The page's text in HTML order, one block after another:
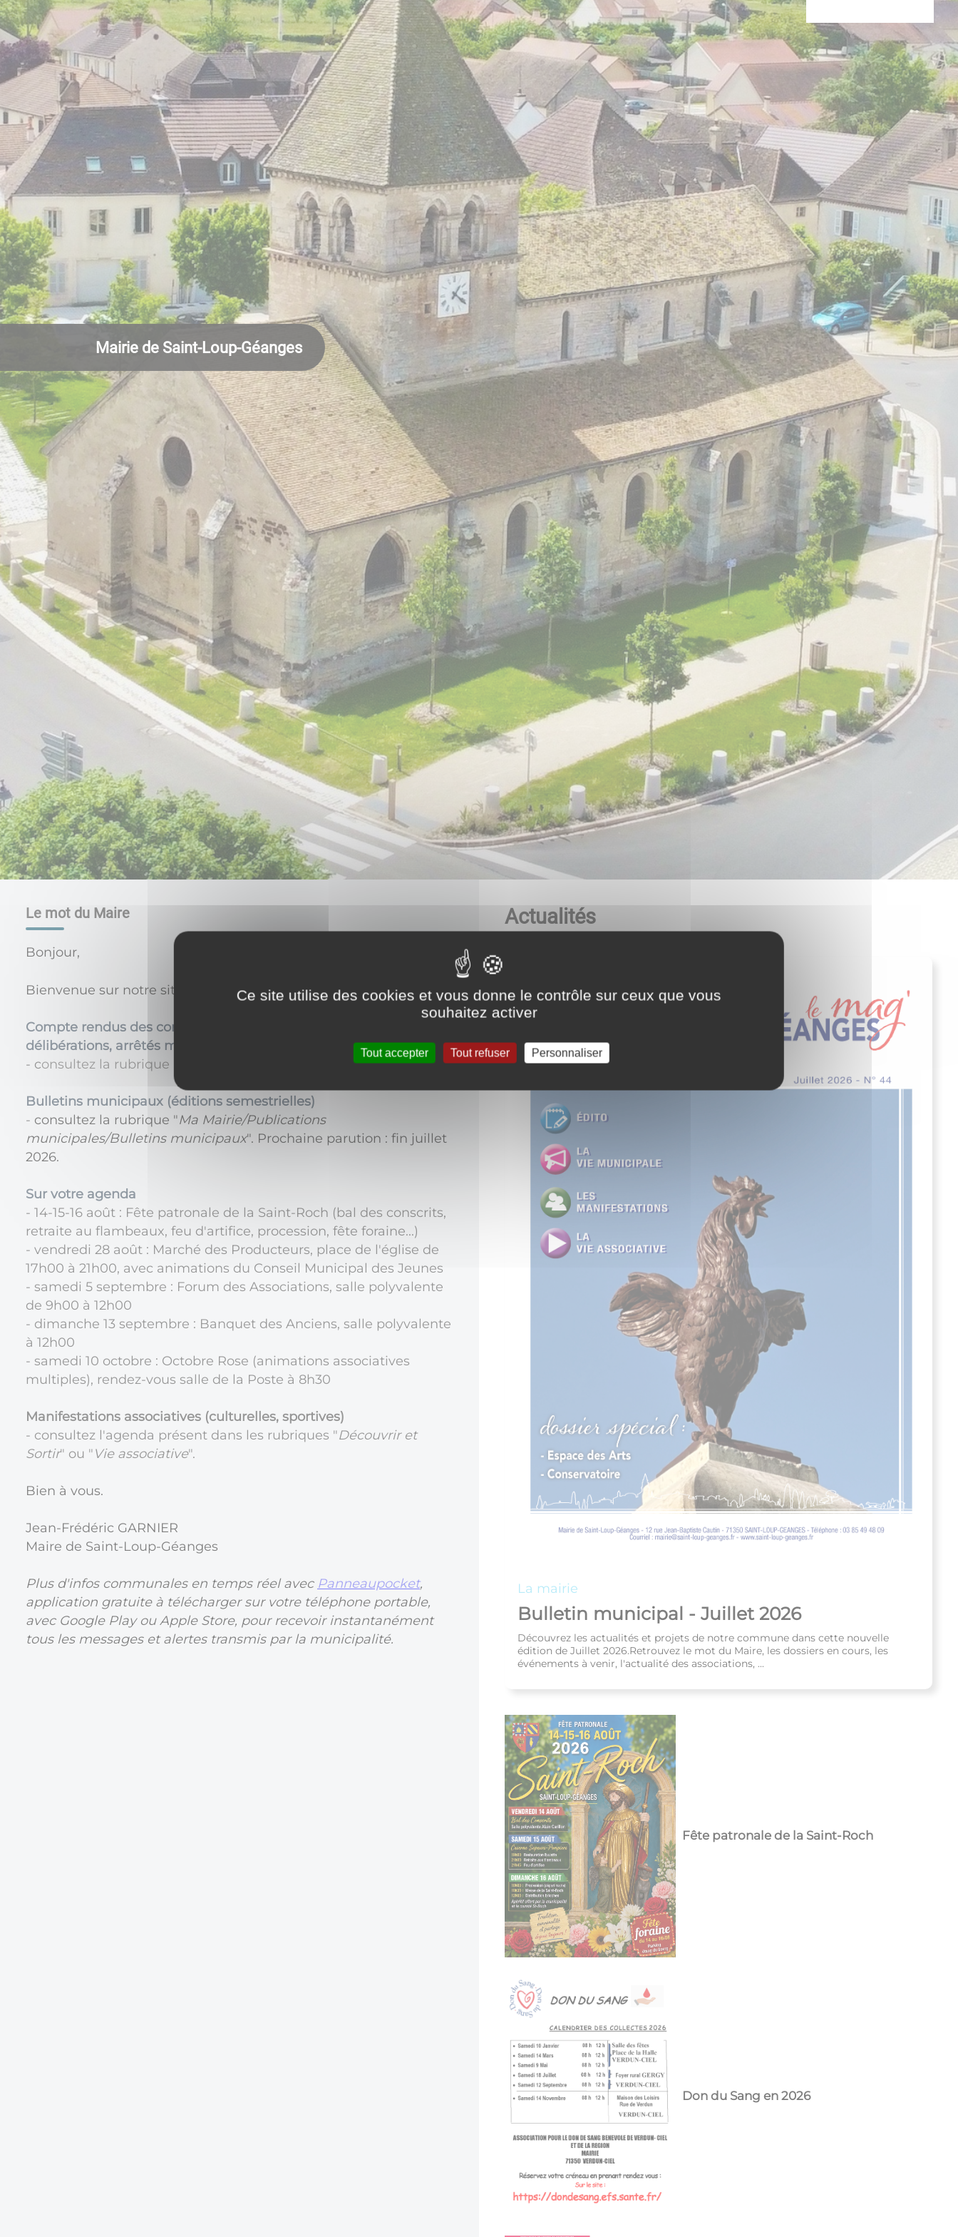
Mairie de Saint-Loup-Géanges
Le mot du Maire
Bonjour,
Bienvenue sur notre site internet communal.
Compte rendus des conseils municipaux, registre des
délibérations, arrêtés municipaux
- consultez la rubrique " Ma Mairie/Publications municipales".
Bulletins municipaux (éditions semestrielles)
- consultez la rubrique "Ma Mairie/Publications
municipales/Bulletins municipaux". Prochaine parution : fin juillet
2026.
Sur votre agenda
- 14-15-16 août : Fête patronale de la Saint-Roch (bal des conscrits,
retraite au flambeaux, feu d'artifice, procession, fête foraine...)
- vendredi 28 août : Marché des Producteurs, place de l'église de
17h00 à 21h00, avec animations du Conseil Municipal des Jeunes
- samedi 5 septembre : Forum des Associations, salle polyvalente
de 9h00 à 12h00
- dimanche 13 septembre : Banquet des Anciens, salle polyvalente
à 12h00
- samedi 10 octobre : Octobre Rose (animations associatives
multiples), rendez-vous salle de la Poste à 8h30
Manifestations associatives (culturelles, sportives)
- consultez l'agenda présent dans les rubriques "Découvrir et
Sortir" ou "Vie associative".
Bien à vous.
Jean-Frédéric GARNIER
Maire de Saint-Loup-Géanges
Plus d'infos communales en temps réel avec Panneaupocket,
application gratuite à télécharger sur votre téléphone portable,
avec Google Play ou Apple Store, pour recevoir instantanément
tous les messages et alertes transmis par la municipalité.
Actualités
La mairie
Bulletin municipal - Juillet 2026
Découvrez les actualités et projets de notre commune dans cette nouvelle
édition de Juillet 2026.Retrouvez le mot du Maire, les dossiers en cours, les
événements à venir, l'actualité des associations, ...
Fête patronale de la Saint-Roch
Don du Sang en 2026
Ce site utilise des cookies et vous donne le contrôle sur ceux que vous
souhaitez activer
Tout accepter Tout refuser Personnaliser